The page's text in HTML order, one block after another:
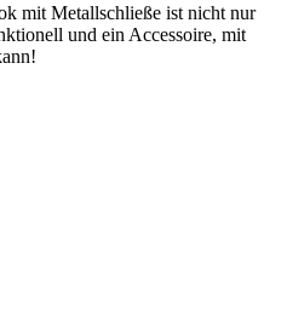
mit Metallschließe ist nicht nur
und ein Accessoire, mit